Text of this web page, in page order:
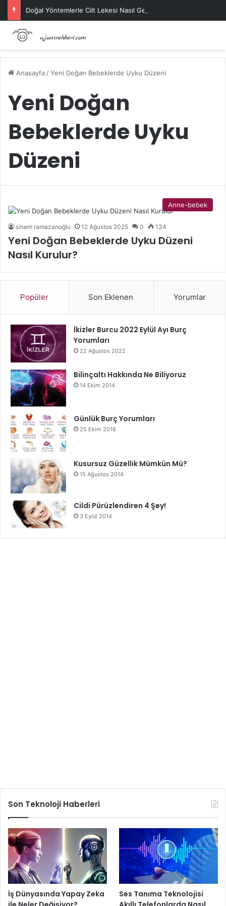
Doğal Yöntemlerle Cilt Lekesi Nasıl Geçer?
Anasayfa /Yeni Doğan Bebeklerde Uyku Düzeni
Yeni Doğan
Bebeklerde Uyku
Düzeni
Anne-bebek
sinem ramazanoğlu 12 Ağustos 2025 0 134
Yeni Doğan Bebeklerde Uyku Düzeni
Nasıl Kurulur?
Popüler Son Eklenen Yorumlar
İkizler Burcu 2022 Eylül Ayı Burç
Yorumları
22 Ağustos 2022
Bilinçaltı Hakkında Ne Biliyoruz
14 Ekim 2014
Günlük Burç Yorumları
25 Ekim 2018
Kusursuz Güzellik Mümkün Mü?
15 Ağustos 2014
Cildi Pürüzlendiren 4 Şey!
3 Eylül 2014
Son Teknoloji Haberleri
İş Dünyasında Yapay Zeka
Ses Tanıma Teknolojisi